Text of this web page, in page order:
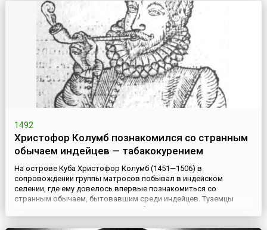
1492
Христофор Колумб познакомился со странным
обычаем индейцев — табакокурением
На острове Куба Христофор Колумб (1451—1506) в
сопровождении группы матросов побывал в индейском
селении, где ему довелось впервые познакомиться со
странным обычаем, бытовавшим среди индейцев. Туземцы
держали во рту скатанные из какой-то травы и тлеющие с
одного конца трубки, которые они называли «тобако», и время